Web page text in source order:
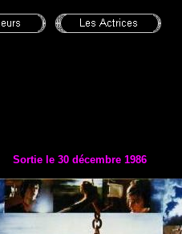
Sortie le 30 décembre 1986